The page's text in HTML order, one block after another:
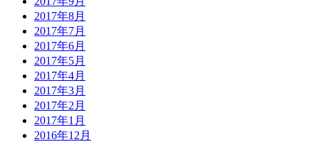
2017年8月
2017年7月
2017年6月
2017年5月
2017年4月
2017年3月
2017年2月
2017年1月
2016年12月